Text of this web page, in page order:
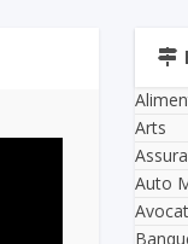
Arts
Auto